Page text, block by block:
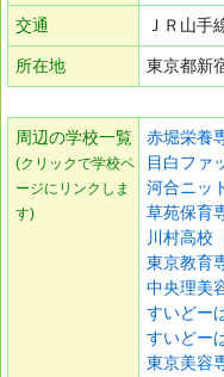
交通 ＪＲ山手
所在地 東京都新
周辺の学校一覧
(クリックで学校ペ
ージにリンクしま
す)
赤堀栄養
目白ファ
河合ニッ
草苑保育
川村高校
東京教育
中央理美
すいどー
すいどー
東京美容